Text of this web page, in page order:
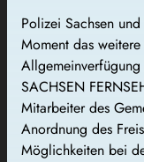
Polizei Sachsen
Moment das
SACHSEN
Mitarbeiter des
Anordnung des
Möglichkeiten bei